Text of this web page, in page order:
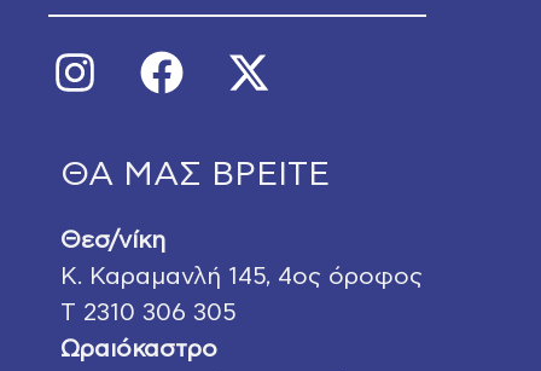
ΘΑ ΜΑΣ ΒΡΕΙΤΕ
Θεσ/νίκη
Κ. Καραμανλή 145, 4ος όροφος
Τ 2310 306 305
Ωραιόκαστρο